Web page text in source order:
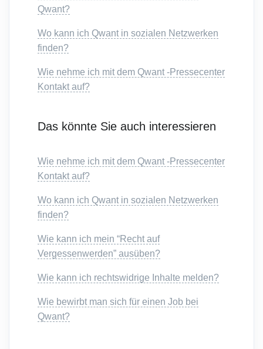
Qwant?
Wo kann ich Qwant in sozialen Netzwerken
finden?
Wie nehme ich mit dem Qwant -Pressecenter
Kontakt auf?
Das könnte Sie auch interessieren
Wie nehme ich mit dem Qwant -Pressecenter
Kontakt auf?
Wo kann ich Qwant in sozialen Netzwerken
finden?
Wie kann ich mein “Recht auf
Vergessenwerden” ausüben?
Wie kann ich rechtswidrige Inhalte melden?
Wie bewirbt man sich für einen Job bei
Qwant?